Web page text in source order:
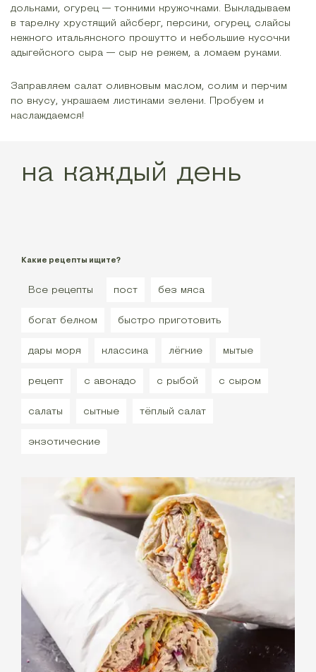
дольками, огурец — тонкими кружочками. Выкладываем
в тарелку хрустящий айсберг, персики, огурец, слайсы
нежного итальянского прошутто и небольшие кусочки
адыгейского сыра — сыр не режем, а ломаем руками.
Заправляем салат оливковым маслом, солим и перчим
по вкусу, украшаем листиками зелени. Пробуем и
наслаждаемся!
на каждый день
Какие рецепты ищите?
Все рецепты пост без мяса
богат белком быстро приготовить
дары моря классика лёгкие мытые
рецепт с авокадо с рыбой с сыром
салаты сытные тёплый салат
экзотические